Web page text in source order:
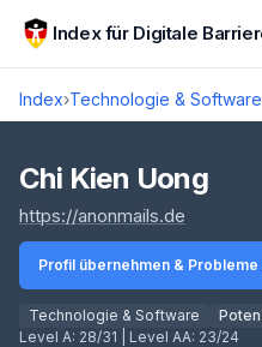
Zum Hauptinhalt springen
Index für Digitale
Index›Technologie & Software
Score lädt
Chi Kien Uong
https://anonmails.de
Profil übernehmen &
Technologie & Software
Level A: 28/31 | Level AA: 23/24